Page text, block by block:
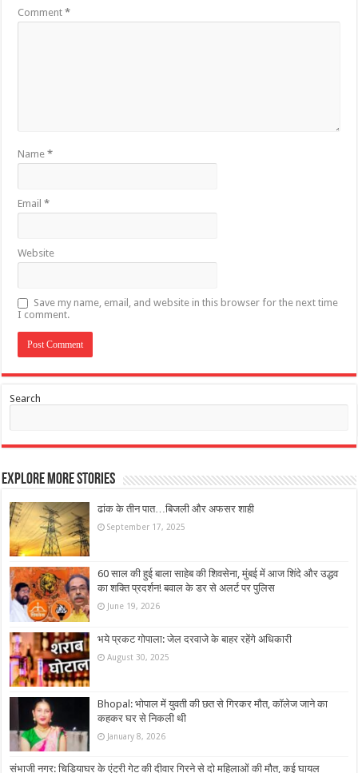
Comment*
Name*
Email*
Website
Save my name, email, and website in this browser for the next time
I comment.
Search
Explore More Stories
ढांक के तीन पात…बिजली और अफसर शाही
September 17, 2025
60 साल की हुई बाला साहेब की शिवसेना, मुंबई में आज श‍िंदे और उद्धव
का शक्ति प्रदर्शन! बवाल के डर से अलर्ट पर पुलिस
June 19, 2026
भये प्रकट गोपाला: जेल दरवाजे के बाहर रहेंगे अधिकारी
August 30, 2025
Bhopal: भोपाल में युवती की छत से गिरकर मौत, कॉलेज जाने का
कहकर घर से निकली थी
January 8, 2026
संभाजी नगर: चिड़ियाघर के एंट्री गेट की दीवार गिरने से दो महिलाओं की मौत, कई घायल